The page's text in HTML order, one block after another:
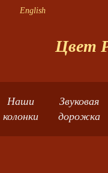
English
Цвет
Наши
колонки
Звуковая
дорожка